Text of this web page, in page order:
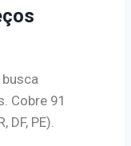
Cobre 91
DF, PE).